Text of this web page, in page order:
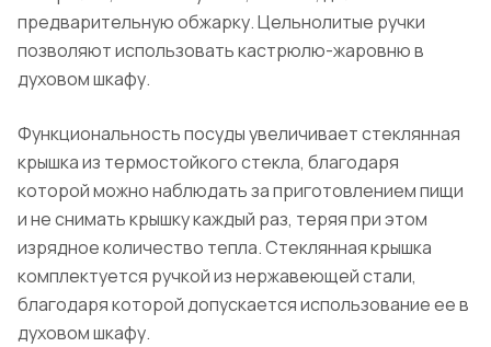
предварительную обжарку. Цельнолитые ручки
позволяют использовать кастрюлю-жаровню в
духовом шкафу.
Функциональность посуды увеличивает стеклянная
крышка из термостойкого стекла, благодаря
которой можно наблюдать за приготовлением пищи
и не снимать крышку каждый раз, теряя при этом
изрядное количество тепла. Стеклянная крышка
комплектуется ручкой из нержавеющей стали,
благодаря которой допускается использование ее в
духовом шкафу.